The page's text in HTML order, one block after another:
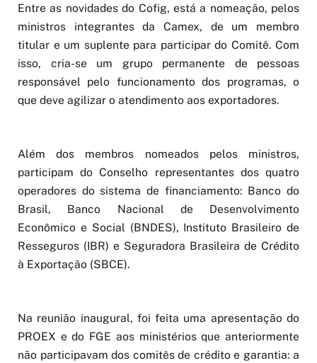
Entre as novidades do Cofig, está a nomeação, pelos
ministros integrantes da Camex, de um membro
titular e um suplente para participar do Comitê. Com
isso, cria-se um grupo permanente de pessoas
responsável pelo funcionamento dos programas, o
que deve agilizar o atendimento aos exportadores.
Além dos membros nomeados pelos ministros,
participam do Conselho representantes dos quatro
operadores do sistema de financiamento: Banco do
Brasil, Banco Nacional de Desenvolvimento
Econômico e Social (BNDES), Instituto Brasileiro de
Resseguros (IBR) e Seguradora Brasileira de Crédito
à Exportação (SBCE).
Na reunião inaugural, foi feita uma apresentação do
PROEX e do FGE aos ministérios que anteriormente
não participavam dos comitês de crédito e garantia: a